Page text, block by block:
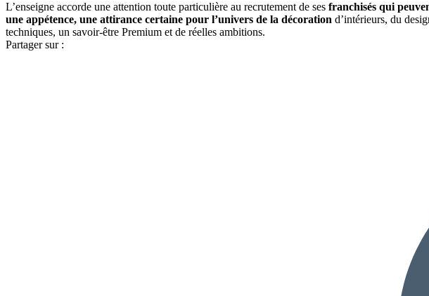
L’enseigne accorde une attention toute particulière au recrutement de ses franchisés qui
une appétence, une attirance certaine pour l’univers de la décoration d’intérieurs, du
techniques, un savoir-être Premium et de réelles ambitions.
Partager sur :